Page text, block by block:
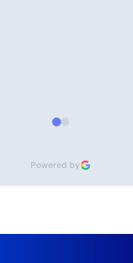
Powered by